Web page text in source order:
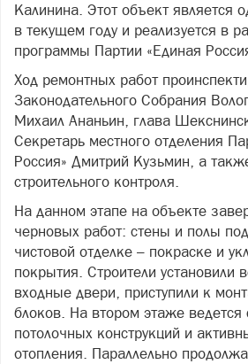
Калинина. Этот объект является
в текущем году и реализуется в
программы Партии «Единая
Ход ремонтных работ
Законодательного Собрания
Михаил Ананьин, глава
Секретарь местного отделения
Россия» Дмитрий Кузьмин, а
строительного контроля.
На данном этапе на объекте
черновых работ: стены и полы
чистовой отделке – покраске и
покрытия. Строители установили
входные двери, приступили к
блоков. На втором этаже ведется
потолочных конструкций и
отопления. Параллельно